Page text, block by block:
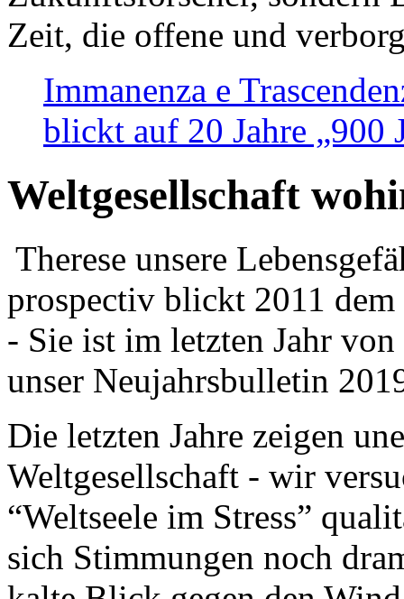
Zeit, die offene und
Immanenza e
blickt auf 20 Jahre „900
Weltgesellschaft
Therese unsere
prospectiv blickt 2011
- Sie ist im letzten Jahr
unser Neujahrsbulletin
Die letzten Jahre zeigen
Weltgesellschaft - wir
“Weltseele im Stress”
sich Stimmungen noch